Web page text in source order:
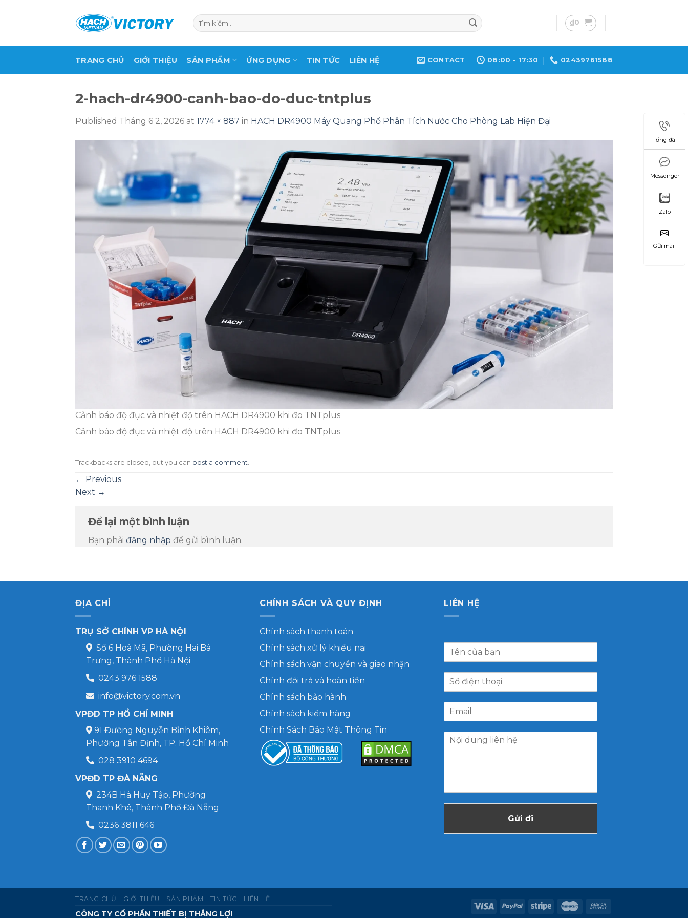
Tìm
kiếm:
₫0
TRANG CHỦ GIỚI THIỆU SẢN PHẨM ỨNG DỤNG TIN TỨC LIÊN HỆ CONTACT 08:00 - 17:30 02439761588
2-hach-dr4900-canh-bao-do-duc-tntplus
Published Tháng 6 2, 2026 at 1774 × 887 in HACH DR4900 Máy Quang Phổ Phân Tích Nước Cho Phòng Lab Hiện Đại
Cảnh báo độ đục và nhiệt độ trên HACH DR4900 khi đo TNTplus
Cảnh báo độ đục và nhiệt độ trên HACH DR4900 khi đo TNTplus
Trackbacks are closed, but you can post a comment
← Previous
Next →
Để lại một bình luận
Bạn phải đăng nhập để gửi bình luận.
ĐỊA CHỈ
TRỤ SỞ CHÍNH VP HÀ NỘI
Số 6 Hoà Mã, Phường Hai Bà
Trưng, Thành Phố Hà Nội
0243 976 1588
info@victory.com.vn
VPĐD TP HỒ CHÍ MINH
91 Đường Nguyễn Bỉnh Khiêm,
Phường Tân Định, TP. Hồ Chí Minh
028 3910 4694
VPĐD TP ĐÀ NẴNG
234B Hà Huy Tập, Phường
Thanh Khê, Thành Phố Đà Nẵng
0236 3811 646
CHÍNH SÁCH VÀ QUY ĐỊNH
Chính sách thanh toán
Chính sách xử lý khiếu nại
Chính sách vận chuyển và giao nhận
Chính đổi trả và hoàn tiền
Chính sách bảo hành
Chính sách kiểm hàng
Chính Sách Bảo Mật Thông Tin
LIÊN HỆ
Gửi đi
TRANG CHỦ GIỚI THIỆU SẢN PHẨM TIN TỨC LIÊN HỆ
CÔNG TY CỔ PHẦN THIẾT BỊ THẮNG LỢI
Tổng đài
Messenger
Zalo
Gửi mail